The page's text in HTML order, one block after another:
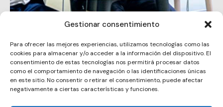
Gestionar consentimiento
Para ofrecer las mejores experiencias, utilizamos tecnologías como las
cookies para almacenar y/o acceder a la información del dispositivo. El
consentimiento de estas tecnologías nos permitirá procesar datos
como el comportamiento de navegación o las identificaciones únicas
en este sitio. No consentir o retirar el consentimiento, puede afectar
negativamente a ciertas características y funciones.